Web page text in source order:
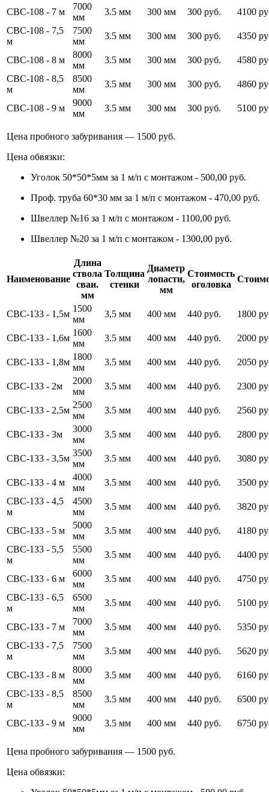
СВС-108 - 7 м
7000
мм
3.5 мм 300 мм 300 руб.
4100
СВС-108 - 7,5
м
7500
мм
3.5 мм 300 мм 300 руб. 4350
СВС-108 - 8 м
8000
мм
3.5 мм 300 мм 300 руб.
4580
СВС-108 - 8,5
м
8500
мм
3.5 мм 300 мм 300 руб. 4860
СВС-108 - 9 м
9000
мм
3.5 мм 300 мм 300 руб. 5100
Цена пробного забуривания — 1500 руб.
Цена обвязки:
Уголок 50*50*5мм за 1 м/п с монтажом - 500,00 руб.
Проф. труба 60*30 мм за 1 м/п с монтажом - 470,00 руб.
Швеллер №16 за 1 м/п с монтажом - 1100,00 руб.
Швеллер №20 за 1 м/п с монтажом - 1300,00 руб.
Наименование
Длина
ствола
сваи.
мм
Толщина
стенки
Диаметр
лопасти,
мм
Стоимость
оголовка
СВС-133 - 1,5м
1500
мм
3,5 мм 400 мм 440 руб. 1800
СВС-133 - 1,6м
1600
мм
3.5 мм 400 мм 440 руб. 2000
СВС-133 - 1,8м
1800
мм
3.5 мм 400 мм 440 руб. 2050
СВС-133 - 2м
2000
мм
3.5 мм 400 мм 440 руб. 2300
СВС-133 - 2,5м
2500
мм
3.5 мм 400 мм 440 руб. 2560
СВС-133 - 3м
3000
мм
3.5 мм 400 мм 440 руб. 2800
СВС-133 - 3,5м
3500
мм
3.5 мм 400 мм 440 руб. 3080
СВС-133 - 4 м
4000
мм
3.5 мм 400 мм 440 руб.
3500
СВС-133 - 4,5
м
4500
мм
3.5 мм 400 мм 440 руб. 3820
СВС-133 - 5 м
5000
мм
3.5 мм 400 мм 440 руб.
4180
СВС-133 - 5,5
м
5500
мм
3.5 мм 400 мм 440 руб. 4400
СВС-133 - 6 м
6000
мм
3.5 мм 400 мм 440 руб.
4750
СВС-133 - 6,5
м
6500
мм
3.5 мм 400 мм 440 руб. 5100
СВС-133 - 7 м
7000
мм
3.5 мм 400 мм 440 руб.
5350
СВС-133 - 7,5
м
7500
мм
3.5 мм 400 мм 440 руб. 5620
СВС-133 - 8 м
8000
мм
3.5 мм 400 мм 440 руб.
6160
СВС-133 - 8,5
м
8500
мм
3.5 мм 400 мм 440 руб. 6500
СВС-133 - 9 м
9000
мм
3.5 мм 400 мм 440 руб. 6750
Цена пробного забуривания — 1500 руб.
Цена обвязки: